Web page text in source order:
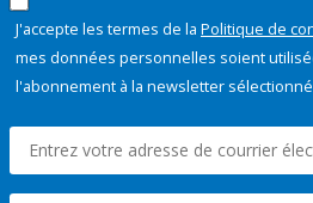
J'accepte les termes de la Politique de
mes données personnelles soient
l'abonnement à la newsletter